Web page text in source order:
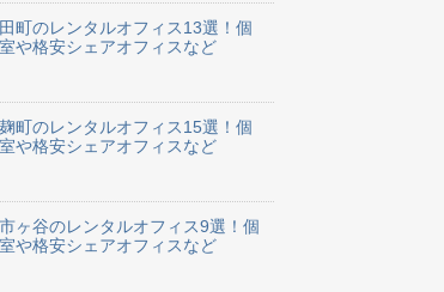
田町のレンタルオフィス13選！個
室や格安シェアオフィスなど
麹町のレンタルオフィス15選！個
室や格安シェアオフィスなど
市ヶ谷のレンタルオフィス9選！個
室や格安シェアオフィスなど